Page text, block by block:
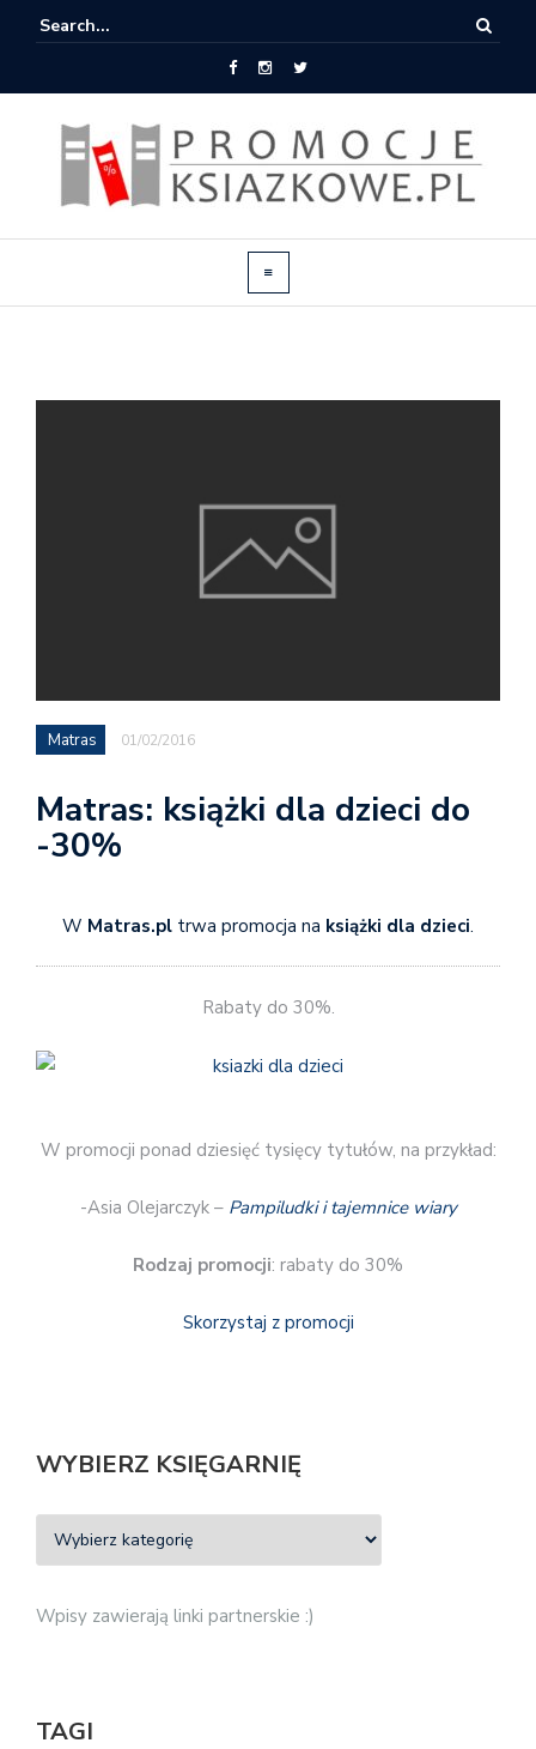
Matras 01/02/2016
Matras: książki dla dzieci do
-30%
W Matras.pl trwa promocja na książki dla dzieci.
Rabaty do 30%.
W promocji ponad dziesięć tysięcy tytułów, na przykład:
-Asia Olejarczyk – Pampiludki i tajemnice wiary
Rodzaj promocji: rabaty do 30%
Skorzystaj z promocji
WYBIERZ KSIĘGARNIĘ
Wpisy zawierają linki partnerskie :)
TAGI